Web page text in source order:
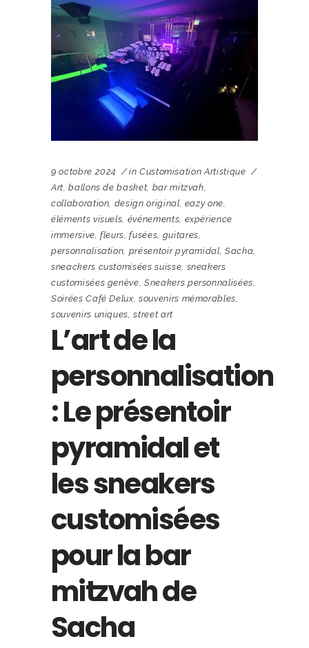
9 octobre 2024 in Customisation Artistique
Art,ballons de basket, bar mitzvah,
collaboration, design original, eazy one,
éléments visuels, événements, expérience
immersive,fleurs,fusées, guitares,
personnalisation, présentoir pyramidal,Sacha,
sneackers customisées suisse, sneakers
customisées genève,Sneakers personnalisées,
Soirées Café Delux,souvenirs mémorables,
souvenirs uniques,street art
L’art de la
personnalisation
: Le présentoir
pyramidal et
les sneakers
customisées
pour la bar
mitzvah de
Sacha